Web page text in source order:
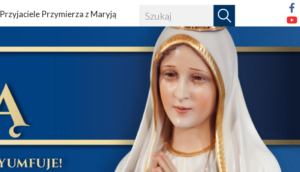
Przyjaciele Przymierza z Maryją